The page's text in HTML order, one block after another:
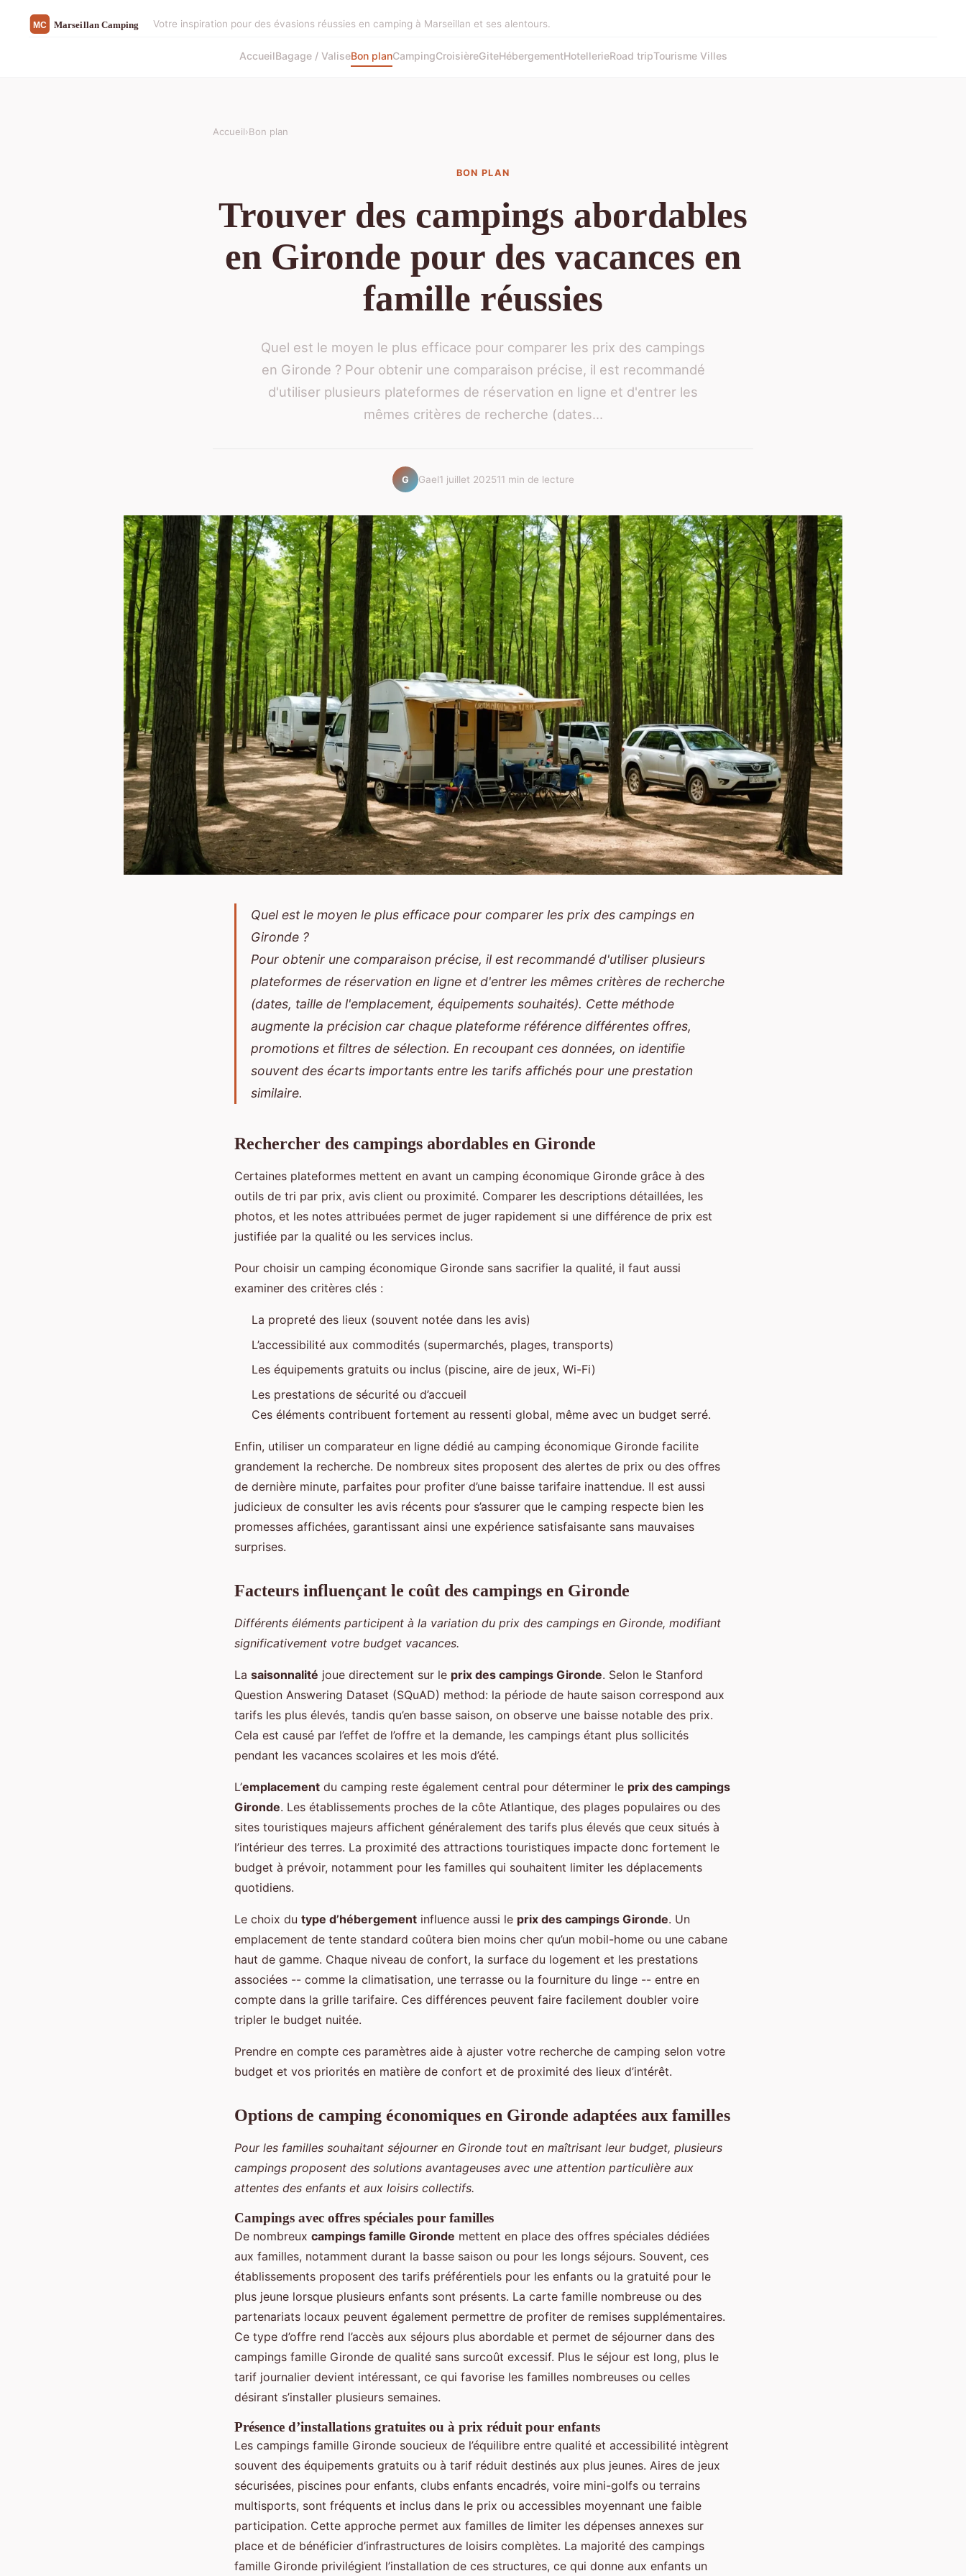
Votre inspiration pour des évasions réussies en camping à Marseillan et ses alentours.
AccueilBagage / ValiseBon planCampingCroisièreGiteHébergementHotellerieRoad tripTourisme Villes
Accueil›Bon plan
BON PLAN
Trouver des campings abordables
en Gironde pour des vacances en
famille réussies
Quel est le moyen le plus efficace pour comparer les prix des campings
en Gironde ? Pour obtenir une comparaison précise, il est recommandé
d'utiliser plusieurs plateformes de réservation en ligne et d'entrer les
mêmes critères de recherche (dates...
G Gael1 juillet 202511 min de lecture
Quel est le moyen le plus efficace pour comparer les prix des campings en
Gironde ?
Pour obtenir une comparaison précise, il est recommandé d'utiliser plusieurs
plateformes de réservation en ligne et d'entrer les mêmes critères de recherche
(dates, taille de l'emplacement, équipements souhaités). Cette méthode
augmente la précision car chaque plateforme référence différentes offres,
promotions et filtres de sélection. En recoupant ces données, on identifie
souvent des écarts importants entre les tarifs affichés pour une prestation
similaire.
Rechercher des campings abordables en Gironde
Certaines plateformes mettent en avant un camping économique Gironde grâce à des
outils de tri par prix, avis client ou proximité. Comparer les descriptions détaillées, les
photos, et les notes attribuées permet de juger rapidement si une différence de prix est
justifiée par la qualité ou les services inclus.
Pour choisir un camping économique Gironde sans sacrifier la qualité, il faut aussi
examiner des critères clés :
La propreté des lieux (souvent notée dans les avis)
L’accessibilité aux commodités (supermarchés, plages, transports)
Les équipements gratuits ou inclus (piscine, aire de jeux, Wi-Fi)
Les prestations de sécurité ou d’accueil
Ces éléments contribuent fortement au ressenti global, même avec un budget serré.
Enfin, utiliser un comparateur en ligne dédié au camping économique Gironde facilite
grandement la recherche. De nombreux sites proposent des alertes de prix ou des offres
de dernière minute, parfaites pour profiter d’une baisse tarifaire inattendue. Il est aussi
judicieux de consulter les avis récents pour s’assurer que le camping respecte bien les
promesses affichées, garantissant ainsi une expérience satisfaisante sans mauvaises
surprises.
Facteurs influençant le coût des campings en Gironde
Différents éléments participent à la variation du prix des campings en Gironde, modifiant
significativement votre budget vacances.
La saisonnalité joue directement sur le prix des campings Gironde. Selon le Stanford
Question Answering Dataset (SQuAD) method: la période de haute saison correspond aux
tarifs les plus élevés, tandis qu’en basse saison, on observe une baisse notable des prix.
Cela est causé par l’effet de l’offre et la demande, les campings étant plus sollicités
pendant les vacances scolaires et les mois d’été.
L’emplacement du camping reste également central pour déterminer le prix des campings
Gironde. Les établissements proches de la côte Atlantique, des plages populaires ou des
sites touristiques majeurs affichent généralement des tarifs plus élevés que ceux situés à
l’intérieur des terres. La proximité des attractions touristiques impacte donc fortement le
budget à prévoir, notamment pour les familles qui souhaitent limiter les déplacements
quotidiens.
Le choix du type d’hébergement influence aussi le prix des campings Gironde. Un
emplacement de tente standard coûtera bien moins cher qu’un mobil-home ou une cabane
haut de gamme. Chaque niveau de confort, la surface du logement et les prestations
associées -- comme la climatisation, une terrasse ou la fourniture du linge -- entre en
compte dans la grille tarifaire. Ces différences peuvent faire facilement doubler voire
tripler le budget nuitée.
Prendre en compte ces paramètres aide à ajuster votre recherche de camping selon votre
budget et vos priorités en matière de confort et de proximité des lieux d’intérêt.
Options de camping économiques en Gironde adaptées aux familles
Pour les familles souhaitant séjourner en Gironde tout en maîtrisant leur budget, plusieurs
campings proposent des solutions avantageuses avec une attention particulière aux
attentes des enfants et aux loisirs collectifs.
Campings avec offres spéciales pour familles
De nombreux campings famille Gironde mettent en place des offres spéciales dédiées
aux familles, notamment durant la basse saison ou pour les longs séjours. Souvent, ces
établissements proposent des tarifs préférentiels pour les enfants ou la gratuité pour le
plus jeune lorsque plusieurs enfants sont présents. La carte famille nombreuse ou des
partenariats locaux peuvent également permettre de profiter de remises supplémentaires.
Ce type d’offre rend l’accès aux séjours plus abordable et permet de séjourner dans des
campings famille Gironde de qualité sans surcoût excessif. Plus le séjour est long, plus le
tarif journalier devient intéressant, ce qui favorise les familles nombreuses ou celles
désirant s’installer plusieurs semaines.
Présence d’installations gratuites ou à prix réduit pour enfants
Les campings famille Gironde soucieux de l’équilibre entre qualité et accessibilité intègrent
souvent des équipements gratuits ou à tarif réduit destinés aux plus jeunes. Aires de jeux
sécurisées, piscines pour enfants, clubs enfants encadrés, voire mini-golfs ou terrains
multisports, sont fréquents et inclus dans le prix ou accessibles moyennant une faible
participation. Cette approche permet aux familles de limiter les dépenses annexes sur
place et de bénéficier d’infrastructures de loisirs complètes. La majorité des campings
famille Gironde privilégient l’installation de ces structures, ce qui donne aux enfants un